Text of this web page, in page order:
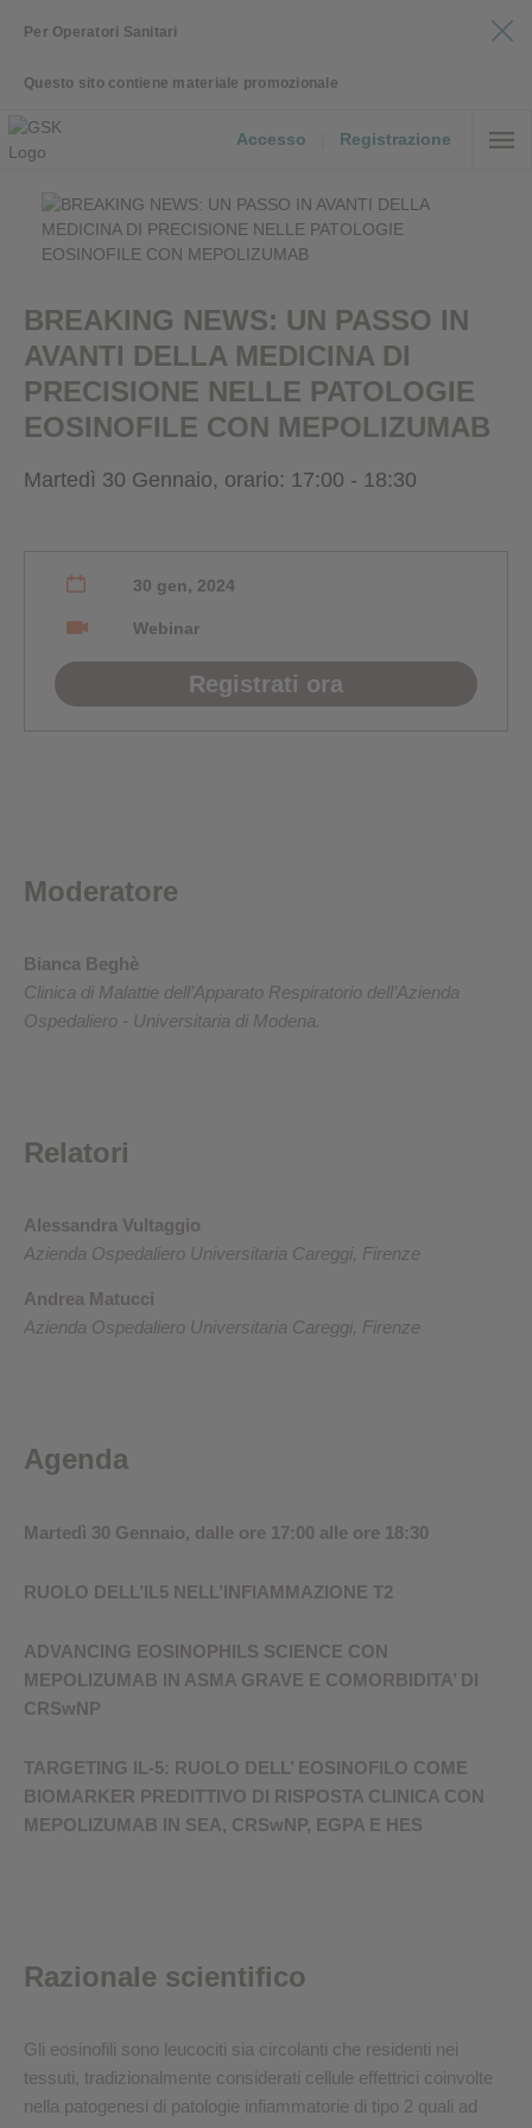
Per Operatori Sanitari
Questo sito contiene materiale promozionale
Accesso Registrazione
BREAKING NEWS: UN PASSO IN
AVANTI DELLA MEDICINA DI
PRECISIONE NELLE PATOLOGIE
EOSINOFILE CON MEPOLIZUMAB
Martedì 30 Gennaio, orario: 17:00 - 18:30
30 gen, 2024
Webinar
Registrati ora
Moderatore
Bianca Beghè
Clinica di Malattie dell’Apparato Respiratorio dell’Azienda
Ospedaliero - Universitaria di Modena.
Relatori
Alessandra Vultaggio
Azienda Ospedaliero Universitaria Careggi, Firenze
Andrea Matucci
Azienda Ospedaliero Universitaria Careggi, Firenze
Agenda
Martedì 30 Gennaio, dalle ore 17:00 alle ore 18:30
RUOLO DELL’IL5 NELL’INFIAMMAZIONE T2
ADVANCING EOSINOPHILS SCIENCE CON
MEPOLIZUMAB IN ASMA GRAVE E COMORBIDITA’ DI
CRSwNP
TARGETING IL-5: RUOLO DELL’ EOSINOFILO COME
BIOMARKER PREDITTIVO DI RISPOSTA CLINICA CON
MEPOLIZUMAB IN SEA, CRSwNP, EGPA E HES
Razionale scientifico
Gli eosinofili sono leucociti sia circolanti che residenti nei
tessuti, tradizionalmente considerati cellule effettrici coinvolte
nella patogenesi di patologie infiammatorie di tipo 2 quali ad